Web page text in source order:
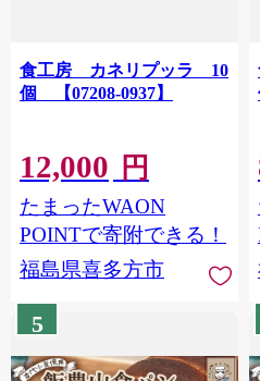
食工房 カネリプッラ 10
個 【07208-0937】
12,000 円
たまったWAON
POINTで寄附できる！
福島県喜多方市
5